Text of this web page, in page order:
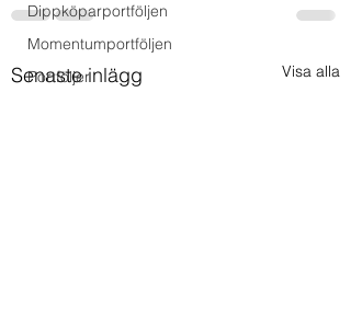
Dippköparportföljen
Momentumportföljen
Portföljer
Senaste inlägg Visa alla